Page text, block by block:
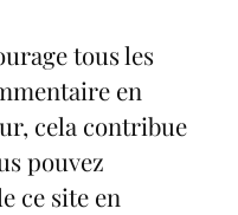
tous les
en
cela contribue
pouvez
ce site en